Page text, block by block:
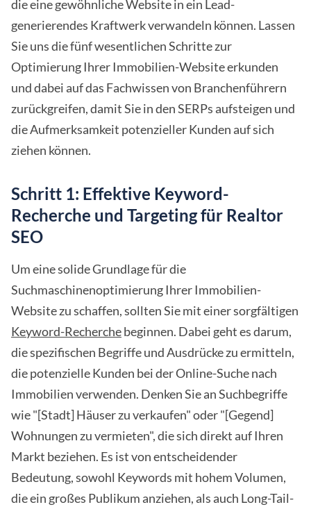
die eine gewöhnliche Website in ein Lead-
generierendes Kraftwerk verwandeln können. Lassen
Sie uns die fünf wesentlichen Schritte zur
Optimierung Ihrer Immobilien-Website erkunden
und dabei auf das Fachwissen von Branchenführern
zurückgreifen, damit Sie in den SERPs aufsteigen und
die Aufmerksamkeit potenzieller Kunden auf sich
ziehen können.
Schritt 1: Effektive Keyword-
Recherche und Targeting für Realtor
SEO
Um eine solide Grundlage für die
Suchmaschinenoptimierung Ihrer Immobilien-
Website zu schaffen, sollten Sie mit einer sorgfältigen
Keyword-Recherchebeginnen. Dabei geht es darum,
die spezifischen Begriffe und Ausdrücke zu ermitteln,
die potenzielle Kunden bei der Online-Suche nach
Immobilien verwenden. Denken Sie an Suchbegriffe
wie "[Stadt] Häuser zu verkaufen" oder "[Gegend]
Wohnungen zu vermieten", die sich direkt auf Ihren
Markt beziehen. Es ist von entscheidender
Bedeutung, sowohl Keywords mit hohem Volumen,
die ein großes Publikum anziehen, als auch Long-Tail-